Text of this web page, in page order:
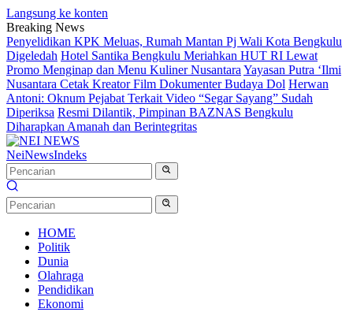
Langsung ke konten
Breaking News
Penyelidikan KPK Meluas, Rumah Mantan Pj Wali Kota Bengkulu
Digeledah Hotel Santika Bengkulu Meriahkan HUT RI Lewat
Promo Menginap dan Menu Kuliner Nusantara Yayasan Putra ‘Ilmi
Nusantara Cetak Kreator Film Dokumenter Budaya Dol Herwan
Antoni: Oknum Pejabat Terkait Video “Segar Sayang” Sudah
Diperiksa Resmi Dilantik, Pimpinan BAZNAS Bengkulu
Diharapkan Amanah dan Berintegritas
NeiNewsIndeks
HOME
Politik
Dunia
Olahraga
Pendidikan
Ekonomi